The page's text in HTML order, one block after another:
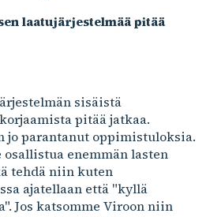
laatujärjestelmää pitää
sisäistä
pitää jatkaa.
jo parantanut oppimistuloksia.
enemmän lasten
tehdä niin kuten
ajatellaan että "kyllä
Jos katsomme Viroon niin